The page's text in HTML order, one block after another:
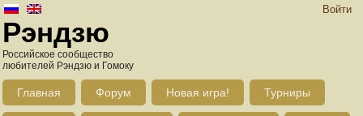
Войти
Рэндзю
Российское сообщество
любителей Рэндзю и Гомоку
Главная Форум Новая игра! Турниры